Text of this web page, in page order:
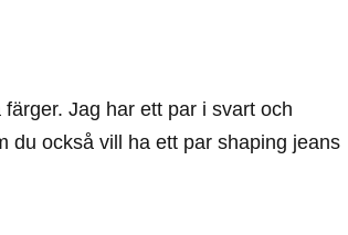
Jag har ett par i svart och
du också vill ha ett par shaping jeans